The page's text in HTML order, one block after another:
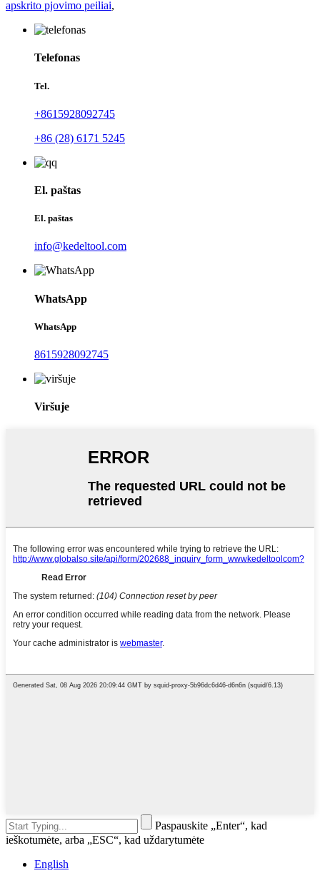
apskrito pjovimo peiliai,
Telefonas
Tel.
+8615928092745
+86 (28) 6171 5245
El. paštas
El. paštas
info@kedeltool.com
WhatsApp
WhatsApp
8615928092745
Viršuje
Paspauskite „Enter“, kad
ieškotumėte, arba „ESC“, kad uždarytumėte
English